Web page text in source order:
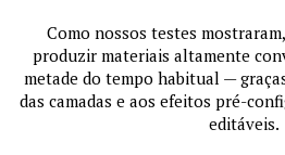
Como nossos testes
produzir materiais altamente
metade do tempo habitual —
das camadas e aos efeitos pré-
editáveis.